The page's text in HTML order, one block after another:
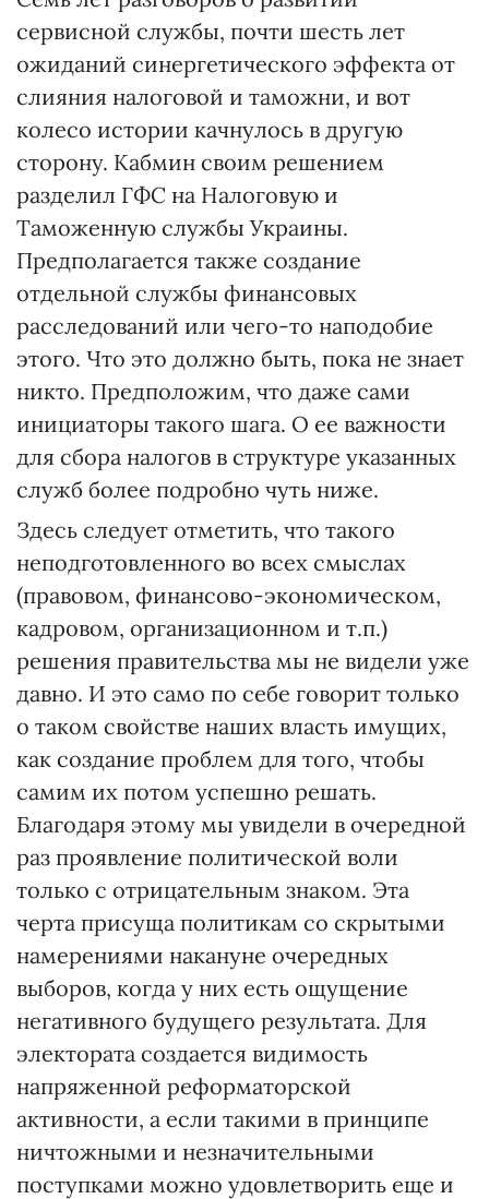
сервисной службы, почти шесть лет
ожиданий синергетического эффекта от
слияния налоговой и таможни, и вот
колесо истории качнулось в другую
сторону. Кабмин своим решением
разделил ГФС на Налоговую и
Таможенную службы Украины.
Предполагается также создание
отдельной службы финансовых
расследований или чего-то наподобие
этого. Что это должно быть, пока не знает
никто. Предположим, что даже сами
инициаторы такого шага. О ее важности
для сбора налогов в структуре указанных
служб более подробно чуть ниже.
Здесь следует отметить, что такого
неподготовленного во всех смыслах
(правовом, финансово-экономическом,
кадровом, организационном и т.п.)
решения правительства мы не видели уже
давно. И это само по себе говорит только
о таком свойстве наших власть имущих,
как создание проблем для того, чтобы
самим их потом успешно решать.
Благодаря этому мы увидели в очередной
раз проявление политической воли
только с отрицательным знаком. Эта
черта присуща политикам со скрытыми
намерениями накануне очередных
выборов, когда у них есть ощущение
негативного будущего результата. Для
электората создается видимость
напряженной реформаторской
активности, а если такими в принципе
ничтожными и незначительными
поступками можно удовлетворить еще и